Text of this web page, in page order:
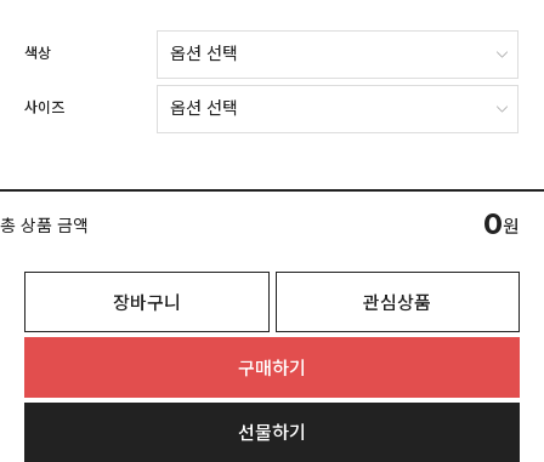
색상
사이즈
총 상품 금액 0원
장바구니 관심상품
구매하기
선물하기